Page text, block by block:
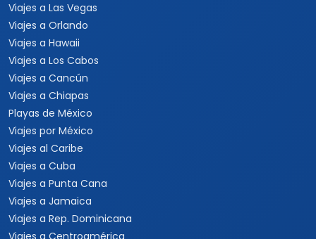
Viajes a Las Vegas
Viajes a Orlando
Viajes a Hawaii
Viajes a Los Cabos
Viajes a Cancún
Viajes a Chiapas
Playas de México
Viajes por México
Viajes al Caribe
Viajes a Cuba
Viajes a Punta Cana
Viajes a Jamaica
Viajes a Rep. Dominicana
Viajes a Centroamérica